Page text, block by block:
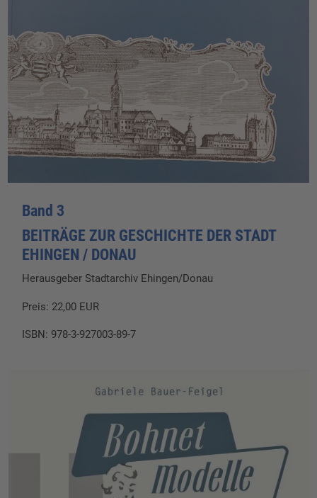
Band 3
BEITRÄGE ZUR GESCHICHTE DER STADT
EHINGEN / DONAU
Herausgeber Stadtarchiv Ehingen/Donau
Preis: 22,00 EUR
ISBN: 978-3-927003-89-7